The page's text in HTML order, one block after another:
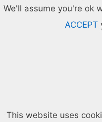
We'll assume you're ok
ACCEPT
This website uses